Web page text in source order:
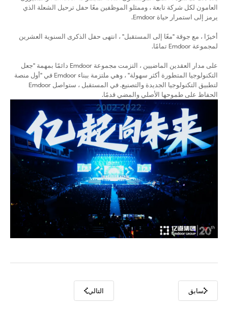
العامون لكل شركة تابعة ، وممثلو الموظفين معًا حفل ترحيل الشعلة الذي
يرمز إلى استمرار حياة Emdoor.
أخيرًا ، مع جوقة "معًا إلى المستقبل" ، انتهى حفل الذكرى السنوية العشرين
لمجموعة Emdoor تمامًا.
على مدار العقدين الماضيين ، التزمت مجموعة Emdoor دائمًا بمهمة "جعل
التكنولوجيا المتطورة أكثر سهولة" ، وهي ملتزمة ببناء Emdoor في "أول منصة
لتطبيق التكنولوجيا الجديدة والتصنيع. في المستقبل ، ستواصل Emdoor
الحفاظ على طموحها الأصلي والمضي قدمًا.
سابق التالي